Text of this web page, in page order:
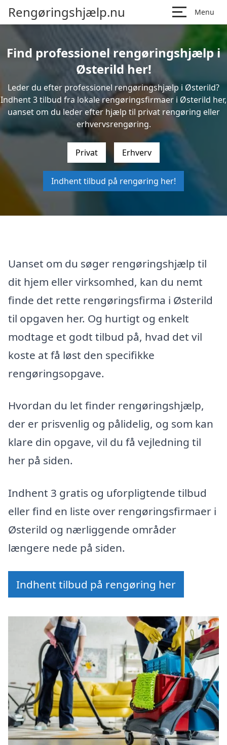
Rengøringshjælp.nu Menu
Find professionel rengøringshjælp i
Østerild her!
Leder du efter professionel rengøringshjælp i Østerild?
Indhent 3 tilbud fra lokale rengøringsfirmaer i Østerild her,
uanset om du leder efter hjælp til privat rengøring eller
erhvervsrengøring.
Privat Erhverv
Indhent tilbud på rengøring her!
Uanset om du søger rengøringshjælp til
dit hjem eller virksomhed, kan du nemt
finde det rette rengøringsfirma i Østerild
til opgaven her. Og hurtigt og enkelt
modtage et godt tilbud på, hvad det vil
koste at få løst den specifikke
rengøringsopgave.
Hvordan du let finder rengøringshjælp,
der er prisvenlig og pålidelig, og som kan
klare din opgave, vil du få vejledning til
her på siden.
Indhent 3 gratis og uforpligtende tilbud
eller find en liste over rengøringsfirmaer i
Østerild og nærliggende områder
længere nede på siden.
Indhent tilbud på rengøring her